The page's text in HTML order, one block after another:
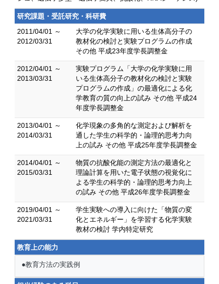
研究課題・受託研究・科研費
2011/04/01 ～
2012/03/31
大学の化学実験に用いる生体高分子の
教材化の検討と実験プログラムの作成
その他 平成23年度学長調整金
2012/04/01 ～
2013/03/31
実験プログラム「大学の化学実験に用
いる生体高分子の教材化の検討と実験
プログラムの作成」の最適化による化
学教育の質の向上の試み その他 平成24
年度学長調整金
2013/04/01 ～
2014/03/31
化学現象の多角的な測定および解析を
通した学生の科学的・論理的思考力向
上の試み その他 平成25年度学長調整金
2014/04/01 ～
2015/03/31
物質の抗酸化能の測定方法の最適化と
理論計算を用いた電子状態の視覚化に
よる学生の科学的・論理的思考力向上
の試み その他 平成26年度学長調整金
2019/04/01 ～
2021/03/31
学生実験への導入に向けた「物質の変
化とエネルギー」を学習する化学実験
教材の検討 学内特定研究
教育上の能力
●教育方法の実践例